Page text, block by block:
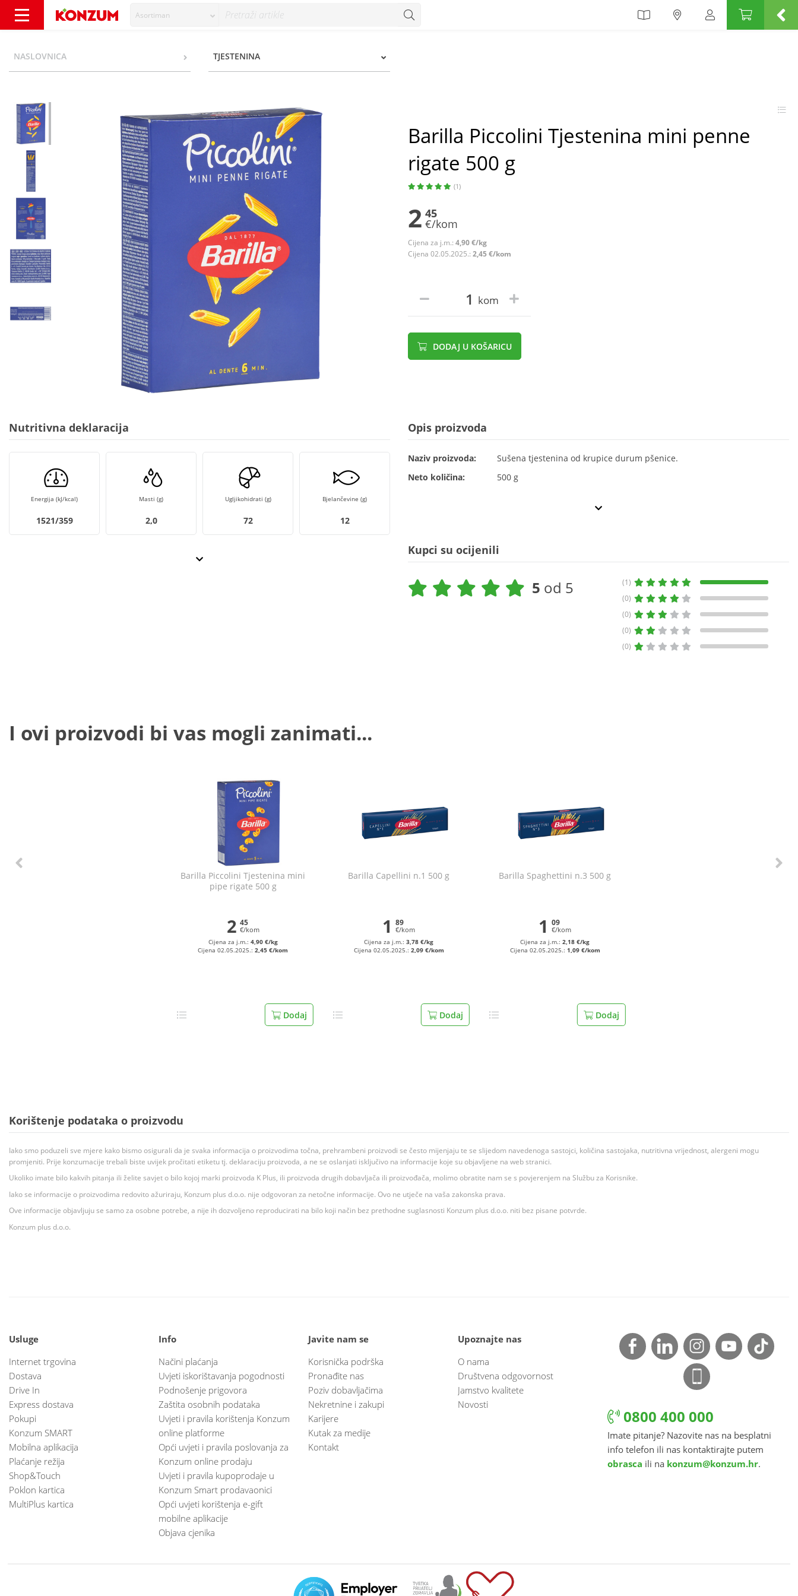
Asortiman
NASLOVNICA TJESTENINA
Barilla Piccolini Tjestenina mini penne
rigate 500 g
(1)
2 45
€/kom
Cijena za j.m.: 4,90 €/kg
Cijena 02.05.2025.: 2,45 €/kom
kom
DODAJ U KOŠARICU
Nutritivna deklaracija
Energija (kJ/kcal)
1521/359
Masti (g)
2,0
Ugljikohidrati (g)
72
Bjelančevine (g)
12
Opis proizvoda
Naziv proizvoda:
Sušena tjestenina od krupice durum pšenice.
Neto količina:
500 g
Kupci su ocijenili
5 od 5
(1)
(0)
(0)
(0)
(0)
I ovi proizvodi bi vas mogli zanimati...
Barilla Piccolini Tjestenina mini
pipe rigate 500 g
2 45
€/kom
Cijena za j.m.: 4,90 €/kg
Cijena 02.05.2025.:2,45 €/kom
Dodaj
Barilla Capellini n.1 500 g
1 89
€/kom
Cijena za j.m.:3,78 €/kg
Cijena 02.05.2025.: 2,09 €/kom
Dodaj
Barilla Spaghettini n.3 500 g
1 09
€/kom
Cijena za j.m.:2,18 €/kg
Cijena 02.05.2025.: 1,09 €/kom
Dodaj
Korištenje podataka o proizvodu
Iako smo poduzeli sve mjere kako bismo osigurali da je svaka informacija o proizvodima točna, prehrambeni proizvodi se često mijenjaju te se slijedom navedenoga sastojci, količina sastojaka, nutritivna vrijednost, alergeni mogu
promjeniti. Prije konzumacije trebali biste uvijek pročitati etiketu tj. deklaraciju proizvoda, a ne se oslanjati isključivo na informacije koje su objavljene na web stranici.
Ukoliko imate bilo kakvih pitanja ili želite savjet o bilo kojoj marki proizvoda K Plus, ili proizvoda drugih dobavljača ili proizvođača, molimo obratite nam se s povjerenjem na Službu za Korisnike.
Iako se informacije o proizvodima redovito ažuriraju, Konzum plus d.o.o. nije odgovoran za netočne informacije. Ovo ne utječe na vaša zakonska prava.
Ove informacije objavljuju se samo za osobne potrebe, a nije ih dozvoljeno reproducirati na bilo koji način bez prethodne suglasnosti Konzum plus d.o.o. niti bez pisane potvrde.
Konzum plus d.o.o.
Usluge
Internet trgovina
Dostava
Drive In
Express dostava
Pokupi
Konzum SMART
Mobilna aplikacija
Plaćanje režija
Shop&Touch
Poklon kartica
MultiPlus kartica
Info
Načini plaćanja
Uvjeti iskorištavanja pogodnosti
Podnošenje prigovora
Zaštita osobnih podataka
Uvjeti i pravila korištenja Konzum
online platforme
Opći uvjeti i pravila poslovanja za
Konzum online prodaju
Uvjeti i pravila kupoprodaje u
Konzum Smart prodavaonici
Opći uvjeti korištenja e-gift
mobilne aplikacije
Objava cjenika
Javite nam se
Korisnička podrška
Pronađite nas
Poziv dobavljačima
Nekretnine i zakupi
Karijere
Kutak za medije
Kontakt
Upoznajte nas
O nama
Društvena odgovornost
Jamstvo kvalitete
Novosti
0800 400 000
Imate pitanje? Nazovite nas na besplatni
info telefon ili nas kontaktirajte putem
obrasca ili na konzum@konzum.hr.